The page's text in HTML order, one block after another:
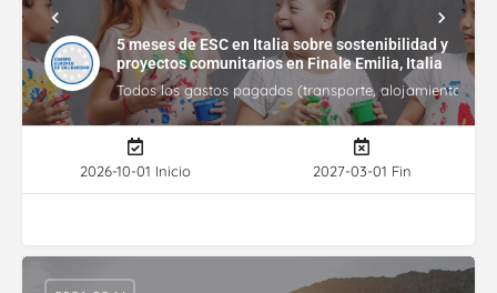
5 meses de ESC en Italia sobre sostenibilidad y
proyectos comunitarios en Finale Emilia, Italia
Todos los gastos pagados (transporte, alojamiento,
2026-10-01 Inicio 2027-03-01 Fin